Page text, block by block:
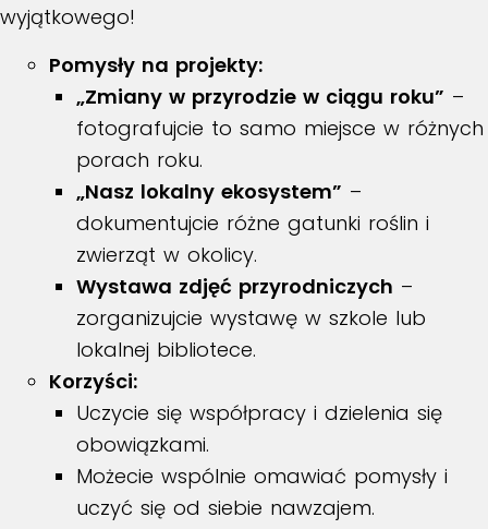
wyjątkowego!
Pomysły na projekty:
„Zmiany w przyrodzie w ciągu roku” –
fotografujcie to samo miejsce w różnych
porach roku.
„Nasz lokalny ekosystem” –
dokumentujcie różne gatunki roślin i
zwierząt w okolicy.
Wystawa zdjęć przyrodniczych –
zorganizujcie wystawę w szkole lub
lokalnej bibliotece.
Korzyści:
Uczycie się współpracy i dzielenia się
obowiązkami.
Możecie wspólnie omawiać pomysły i
uczyć się od siebie nawzajem.